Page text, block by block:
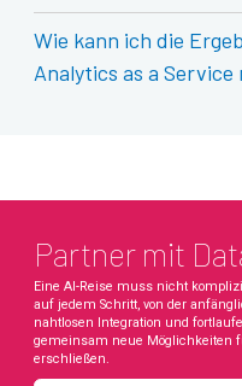
Wie kann ich die
Analytics as a Service
Partner mit
Eine AI-Reise muss nicht
auf jedem Schritt, von der
nahtlosen Integration und
gemeinsam neue Möglichkeiten
erschließen.